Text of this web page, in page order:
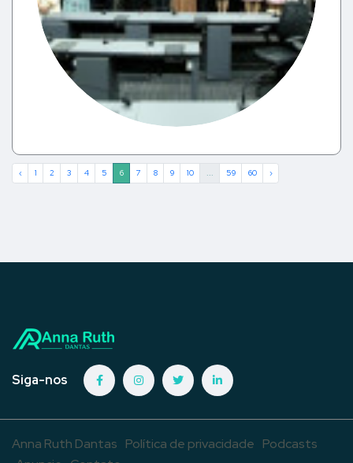
‹ 1 2 3 4 5 6 7 8 9 10 ... 59 60 ›
Siga-nos
Anna Ruth Dantas Política de privacidade Podcasts